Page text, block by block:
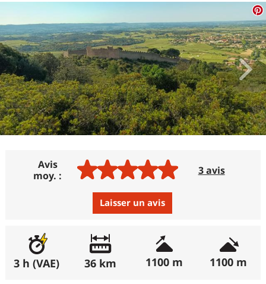
Avis
moy. :
3 avis
Laisser un avis
Excellent:
100%
(récemment : 100%)
3 h (VAE) 36 km 1100 m 1100 m